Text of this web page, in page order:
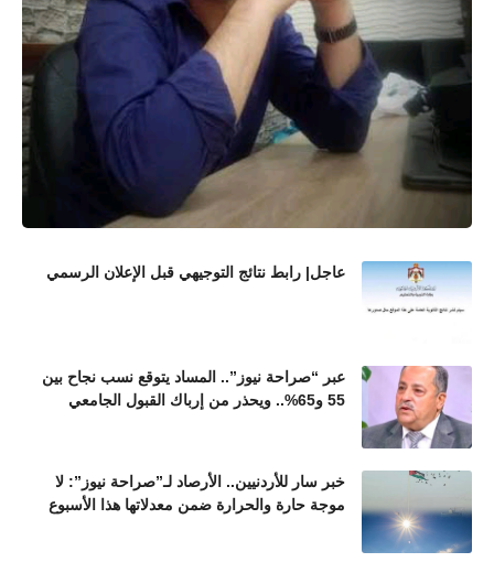
عاجل| رابط نتائج التوجيهي قبل الإعلان الرسمي
عبر “صراحة نيوز”.. المساد يتوقع نسب نجاح بين
55 و65%.. ويحذر من إرباك القبول الجامعي
خبر سار للأردنيين.. الأرصاد لـ”صراحة نيوز”: لا
موجة حارة والحرارة ضمن معدلاتها هذا الأسبوع